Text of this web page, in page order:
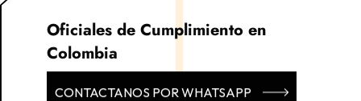
Oficiales de Cumplimiento en
Colombia
CONTACTANOS POR WHATSAPP